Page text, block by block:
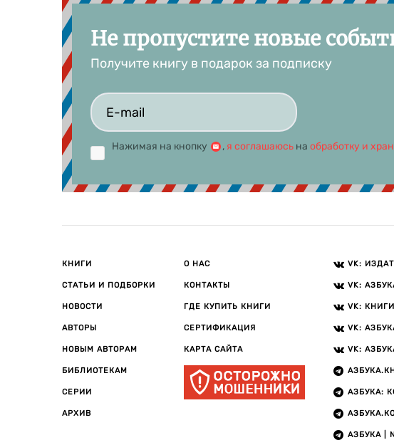
Не пропустите новые
Получите книгу в подарок за подписку
Нажимая на кнопку , я соглашаюсь на обработку и
КНИГИ
СТАТЬИ И ПОДБОРКИ
НОВОСТИ
АВТОРЫ
НОВЫМ АВТОРАМ
БИБЛИОТЕКАМ
СЕРИИ
АРХИВ
О НАС
КОНТАКТЫ
ГДЕ КУПИТЬ КНИГИ
СЕРТИФИКАЦИЯ
КАРТА САЙТА
VK:
VK:
VK:
VK:
VK:
АЗБУКА:
АЗБУКА |